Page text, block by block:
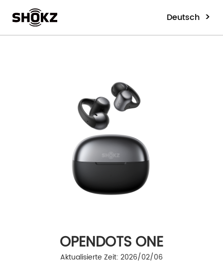
Deutsch >
OPENDOTS ONE
Aktualisierte Zeit: 2026/02/06